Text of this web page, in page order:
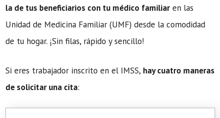
la de tus beneficiarios con tu médico familiar en las
Unidad de Medicina Familiar (UMF) desde la comodidad
de tu hogar. ¡Sin filas, rápido y sencillo!
Si eres trabajador inscrito en el IMSS, hay cuatro maneras
de solicitar una cita: